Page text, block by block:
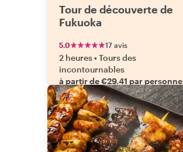
Tour de découverte de
Fukuoka
5.0 17 avis
2 heures•Tours des
incontournables
à partir de €29.41 par personne